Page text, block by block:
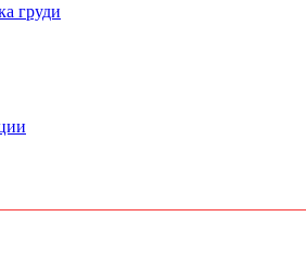
груди